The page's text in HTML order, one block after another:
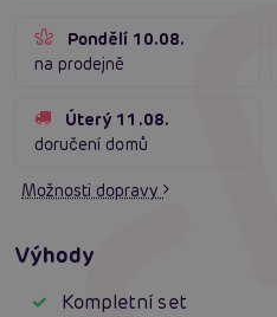
Pondělí 10.08.
na prodejně
Úterý 11.08.
doručení domů
Možnosti dopravy
Výhody
Kompletní set